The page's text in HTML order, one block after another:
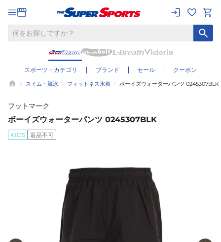
スポーツ・カテゴリ ブランド セール クーポン
スイム・競泳 フィットネス水着 ボーイズウォーターパンツ 0245307BLK
フットマーク
ボーイズウォーターパンツ 0245307BLK
KIDS 返品不可